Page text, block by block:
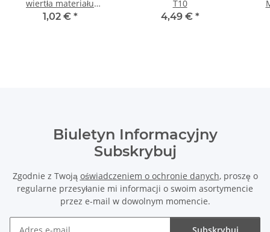
wiertła materiału
długości 25 mm
1,02 € *
T10
4,49 € *
Biuletyn Informacyjny
Subskrybuj
Zgodnie z Twoją oświadczeniem o ochronie danych, proszę o
regularne przesyłanie mi informacji o swoim asortymencie
przez e-mail w dowolnym momencie.